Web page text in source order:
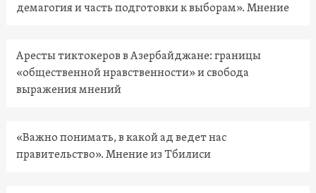
демагогия и часть подготовки к выборам». Мнение
Аресты тиктокеров в Азербайджане: границы
«общественной нравственности» и свобода
выражения мнений
«Важно понимать, в какой ад ведет нас
правительство». Мнение из Тбилиси